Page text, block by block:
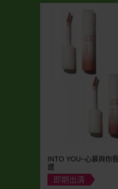
INTO YOU~心慕與你
選
即期出清